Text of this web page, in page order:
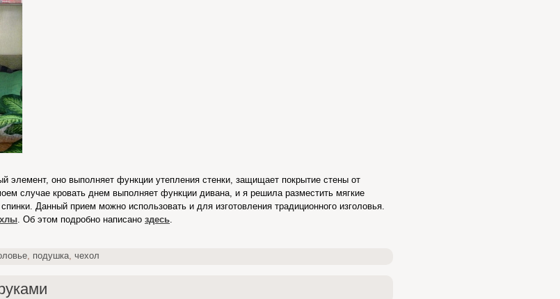
элемент, оно выполняет функции утепления стенки, защищает покрытие стены от
случае кровать днем выполняет функции дивана, и я решила разместить мягкие
Данный прием можно использовать и для изготовления традиционного изголовья.
. Об этом подробно написано здесь.
, подушка, чехол